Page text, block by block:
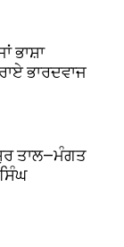
ਭਾਸ਼ਾ
ਭਾਰਦਵਾਜ
ਤਾਲ—ਮੰਗਤ